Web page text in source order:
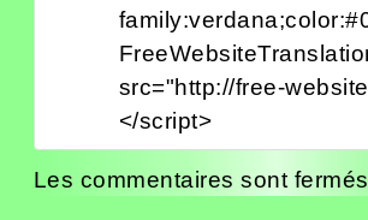
src="http://free-
</script>
Les commentaires sont